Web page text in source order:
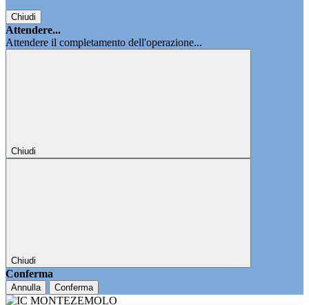
Chiudi
Attendere...
Attendere il completamento dell'operazione...
Chiudi
Chiudi
Conferma
Annulla Conferma